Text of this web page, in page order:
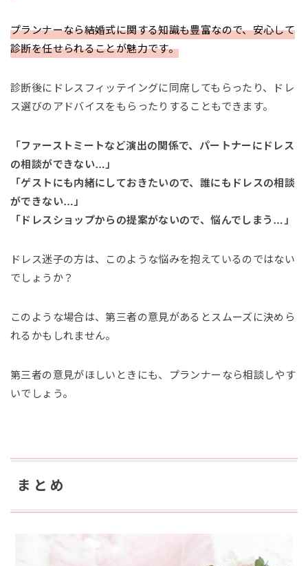
プランナーなら結婚式に関する知識も豊富なので、安心して
診断を任せられることが魅力です。
診断後にドレスフィッテイングに同席してもらったり、ドレ
ス選びのアドバイスをもらったりすることもできます。
「ファーストミートなど演出の関係で、パートナーにドレス
の相談ができない…」
「ゲストにも内緒にしておきたいので、誰にもドレスの相談
ができない…」
「ドレスショップからの提案がないので、悩んでしまう…」
ドレス迷子の方は、このような悩みを抱えているのではない
でしょうか？
このような場合は、第三者の意見があるとスムーズに決めら
れるかもしれません。
第三者の意見がほしいときにも、プランナーなら相談しやす
いでしょう。
まとめ